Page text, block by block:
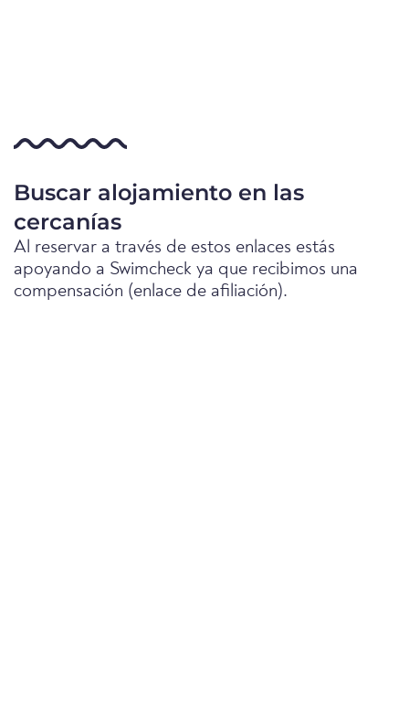
Buscar alojamiento en las
cercanías
Al reservar a través de estos enlaces estás
apoyando a Swimcheck ya que recibimos una
compensación (enlace de afiliación).